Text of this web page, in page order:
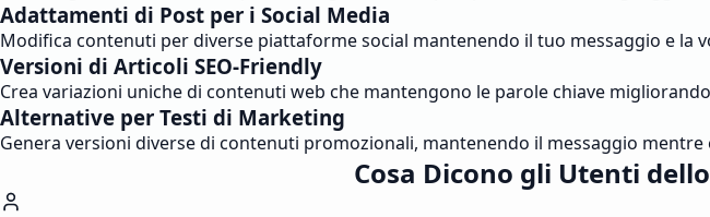
Adattamenti di Post per i Social Media
Modifica contenuti per diverse piattaforme social mantenendo il tuo messaggio e la
Versioni di Articoli SEO-Friendly
Crea variazioni uniche di contenuti web che mantengono le parole chiave
Alternative per Testi di Marketing
Genera versioni diverse di contenuti promozionali, mantenendo il messaggio
Cosa Dicono gli Utenti